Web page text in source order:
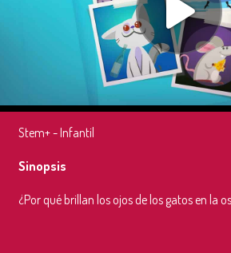
Stem+ - Infantil
Sinopsis
¿Por qué brillan los ojos de los gatos en la